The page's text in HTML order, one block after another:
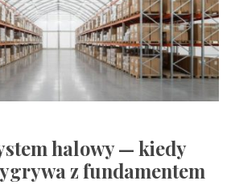
halowy — kiedy
z fundamentem